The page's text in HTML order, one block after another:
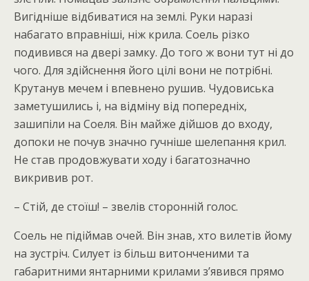
Вигідніше відбиватися на землі. Руки наразі
набагато вправніші, ніж крила. Соель різко
подивився на двері замку. До того ж вони тут ні до
чого. Для здійснення його цілі вони не потрібні.
Крутанув мечем і впевнено рушив. Чудовиська
заметушились і, на відміну від попередніх,
зашипіли на Соеля. Він майже дійшов до входу,
допоки не почув значно гучніше шелепання крил.
Не став продовжувати ходу і багатозначно
викривив рот.
– Стій, де стоїш! – звелів сторонній голос.
Соель не підіймав очей. Він знав, хто вилетів йому
на зустріч. Силует із більш витонченими та
габаритними янтарними крилами з’явився прямо